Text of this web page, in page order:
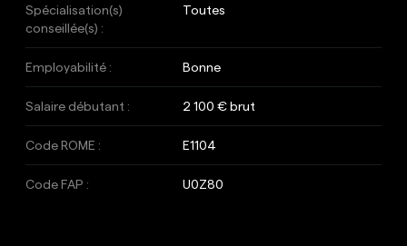
Spécialisation(s)
conseillée(s) :
Toutes
Employabilité : Bonne
Salaire débutant : 2 100 € brut
Code ROME : E1104
Code FAP : U0Z80